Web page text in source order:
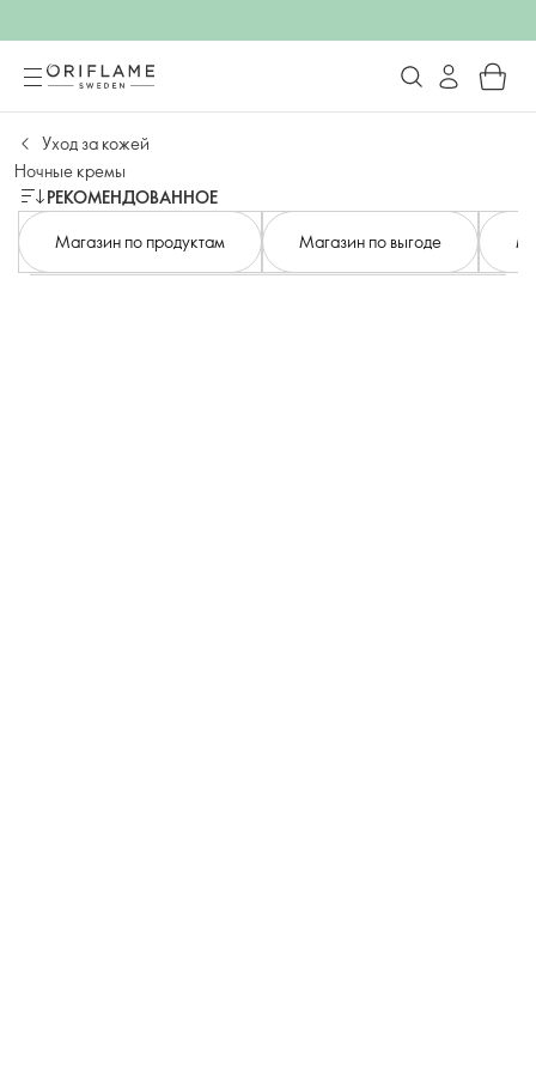
Уход за кожей
Ночные кремы
РЕКОМЕНДОВАННОЕ
Магазин по продуктам
Магазин по выгоде